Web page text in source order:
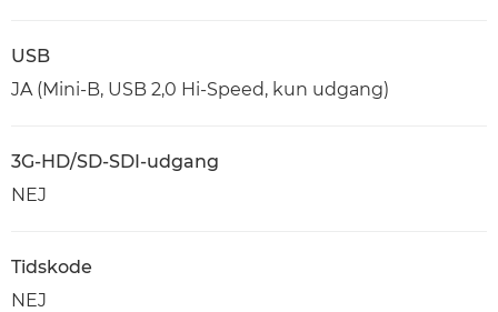
USB
JA (Mini-B, USB 2,0 Hi-Speed, kun udgang)
3G-HD/SD-SDI-udgang
NEJ
Tidskode
NEJ